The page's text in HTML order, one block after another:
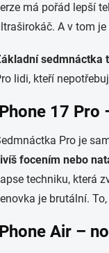
má pořád lepší
A v tom
sedmnáctka
lidi, kteří
17 Pro
Pro je
focením nebo
techniku, která
je brutální.
Air –